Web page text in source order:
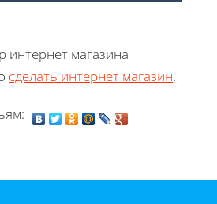
интернет магазина
сделать интернет магазин.